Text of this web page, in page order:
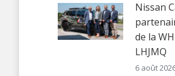
Nissan
de la
LHJMQ
6 août